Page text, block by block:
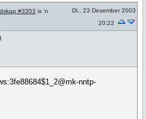
#3353 is 'n
Di., 23 Desember 2003
20:22
nntp-